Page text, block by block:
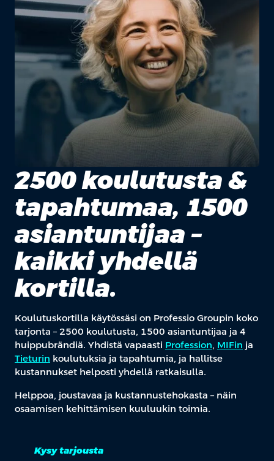
2500 koulutusta &
tapahtumaa, 1500
asiantuntijaa –
kaikki yhdellä
kortilla.
Koulutuskortilla käytössäsi on Professio Groupin koko
tarjonta – 2500 koulutusta, 1500 asiantuntijaa ja 4
huippubrändiä. Yhdistä vapaasti Profession, MIFin ja
Tieturin koulutuksia ja tapahtumia, ja hallitse
kustannukset helposti yhdellä ratkaisulla.
Helppoa, joustavaa ja kustannustehokasta – näin
osaamisen kehittämisen kuuluukin toimia.
Kysy tarjousta